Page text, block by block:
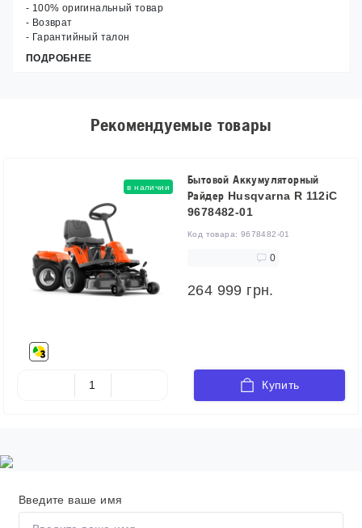
- 100% оригинальный товар
- Возврат
- Гарантийный талон
ПОДРОБНЕЕ
Рекомендуемые товары
в наличии
Бытовой Аккумуляторный
Райдер Husqvarna R 112iC
9678482-01
Код товара: 9678482-01
0
264 999 грн.
Купить
Введите ваше имя